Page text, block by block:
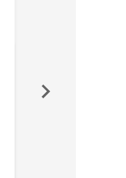
Venado Tuerto